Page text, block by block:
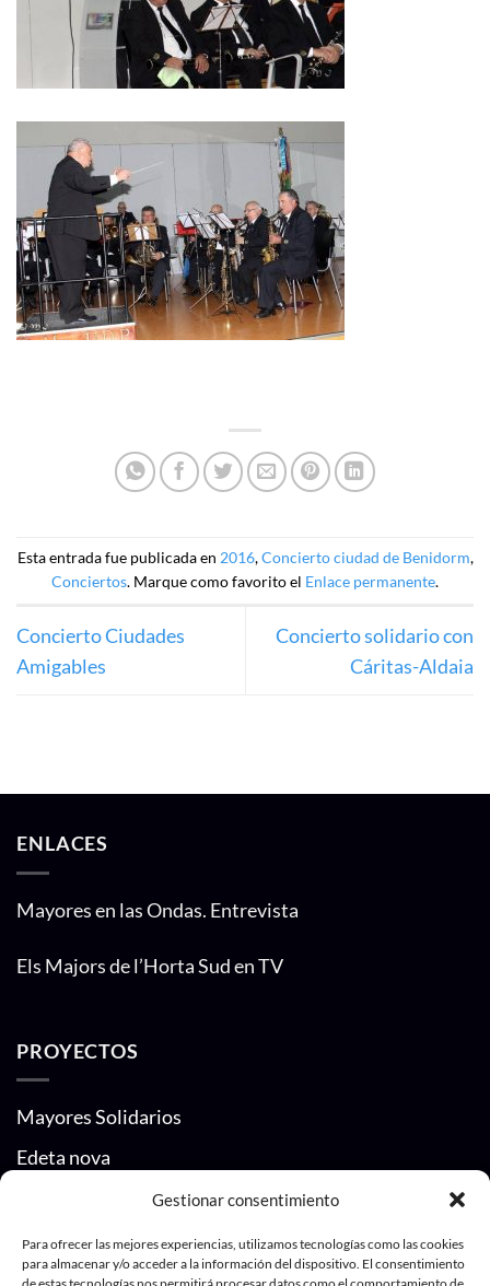
Gestionar consentimiento
Para ofrecer las mejores experiencias, utilizamos tecnologías como las cookies
para almacenar y/o acceder a la información del dispositivo. El consentimiento
Esta entrada fue publicada en 2016,Concierto ciudad de Benidorm,
Conciertos. Marque como favorito el Enlace permanente.
Concierto Ciudades
Amigables
Concierto solidario con
Cáritas-Aldaia
ENLACES
Mayores en las Ondas. Entrevista
Els Majors de l’Horta Sud en TV
PROYECTOS
Mayores Solidarios
Edeta nova